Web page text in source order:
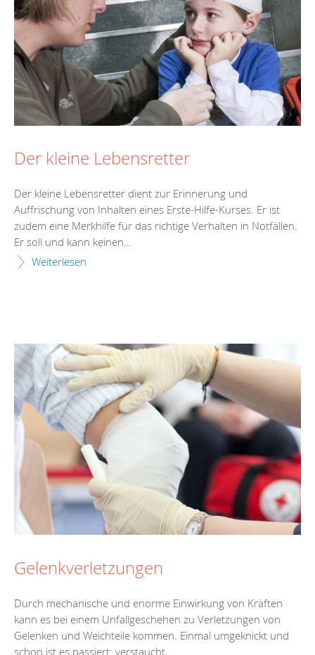
Der kleine Lebensretter
Der kleine Lebensretter dient zur Erinnerung und
Auffrischung von Inhalten eines Erste-Hilfe-Kurses. Er ist
zudem eine Merkhilfe für das richtige Verhalten in Notfällen.
Er soll und kann keinen...
Weiterlesen
Gelenkverletzungen
Durch mechanische und enorme Einwirkung von Kräften
kann es bei einem Unfallgeschehen zu Verletzungen von
Gelenken und Weichteile kommen. Einmal umgeknickt und
schon ist es passiert: verstaucht,...